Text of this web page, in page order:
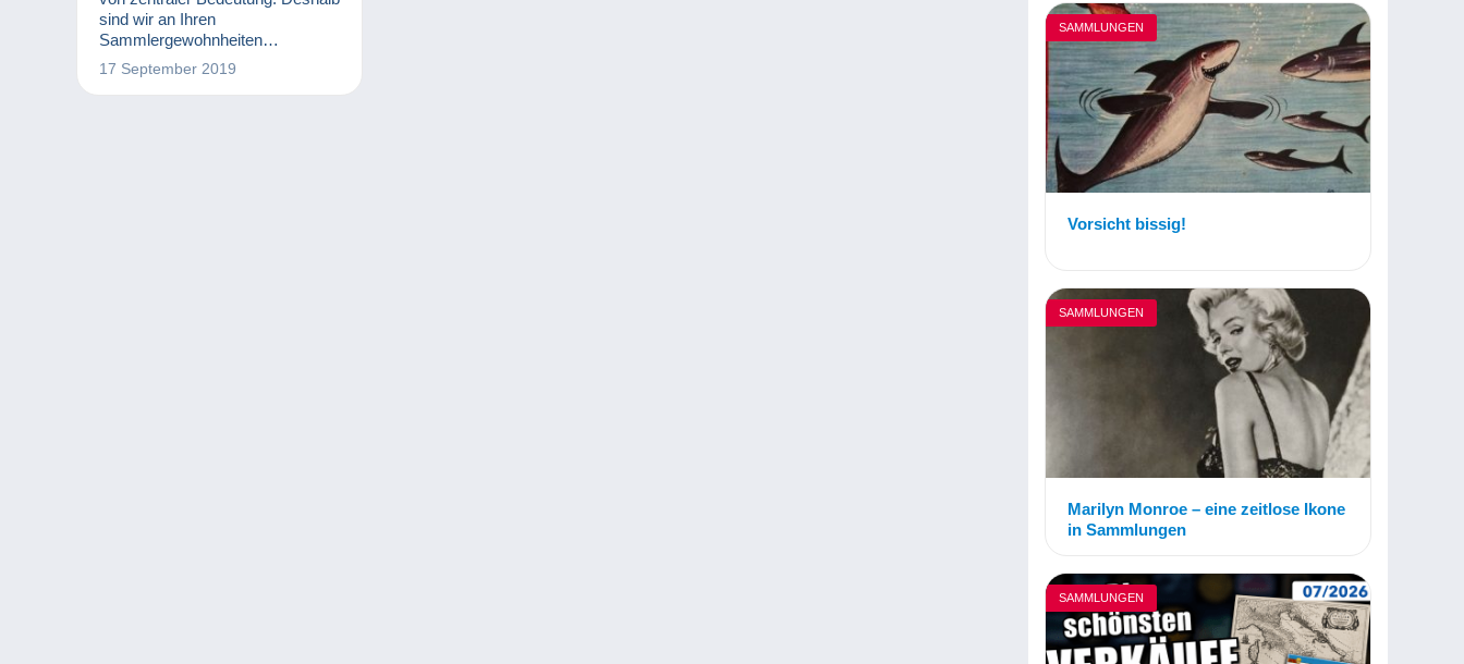
sind wir an Ihren
Sammlergewohnheiten
interessiert. Nehmen Sie an
unserer Umfrage teil, damit wir
17 September 2019
SAMMLUNGEN
Vorsicht bissig!
SAMMLUNGEN
Marilyn Monroe – eine zeitlose Ikone
in Sammlungen
SAMMLUNGEN